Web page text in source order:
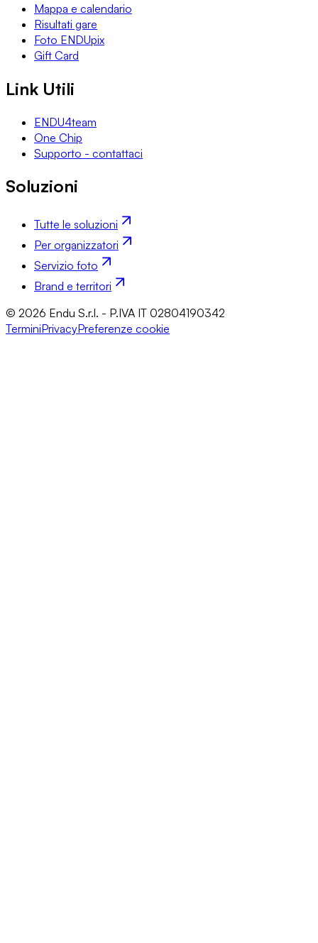
Mappa e calendario
Risultati gare
Foto ENDUpix
Gift Card
Link Utili
ENDU4team
One Chip
Supporto - contattaci
Soluzioni
Tutte le soluzioni
Per organizzatori
Servizio foto
Brand e territori
© 2026 Endu S.r.l. - P.IVA IT 02804190342
TerminiPrivacyPreferenze cookie